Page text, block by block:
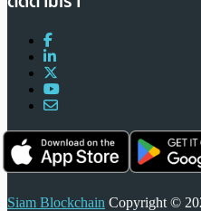
Siam Blockchain Copyright ©